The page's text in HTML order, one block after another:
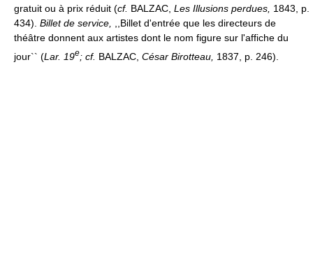
gratuit ou à prix réduit (cf. BALZAC, Les Illusions perdues, 1843, p.
434). Billet de service,
,,Billet d'entrée que les directeurs de
théâtre donnent aux artistes dont le nom figure sur l'affiche du
jour`` (Lar. 19e; cf. BALZAC, César Birotteau, 1837, p. 246).